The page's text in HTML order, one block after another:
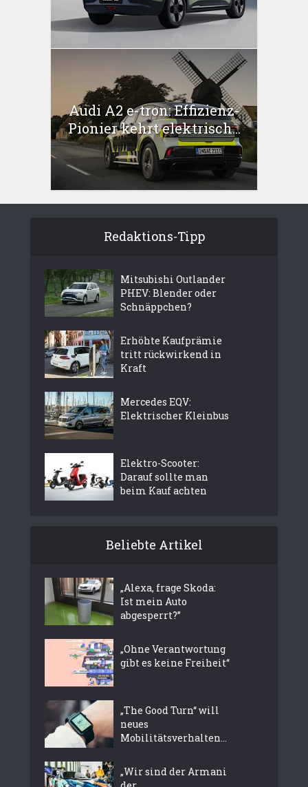
Audi A2 e-tron: Effizienz-
Pionier kehrt elektrisch...
Redaktions-Tipp
Mitsubishi Outlander
PHEV: Blender oder
Schnäppchen?
Erhöhte Kaufprämie
tritt rückwirkend in
Kraft
Mercedes EQV:
Elektrischer Kleinbus
Elektro-Scooter:
Darauf sollte man
beim Kauf achten
Beliebte Artikel
„Alexa, frage Skoda:
Ist mein Auto
abgesperrt?”
„Ohne Verantwortung
gibt es keine Freiheit“
„The Good Turn“ will
neues
Mobilitätsverhalten...
„Wir sind der Armani